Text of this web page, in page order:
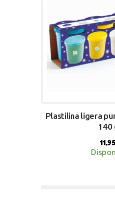
Plastilina ligera
140
11,95